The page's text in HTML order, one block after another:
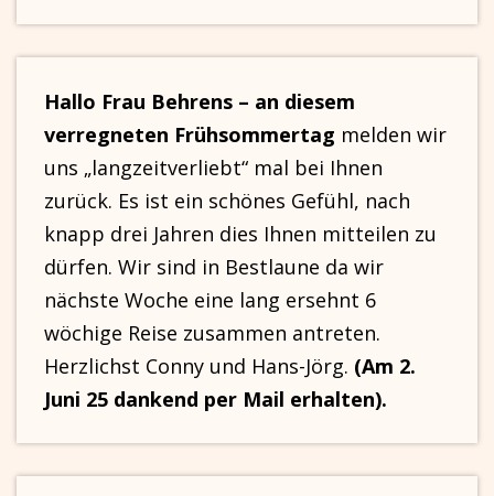
Hallo Frau Behrens – an diesem
verregneten Frühsommertag melden wir
uns „langzeitverliebt“ mal bei Ihnen
zurück. Es ist ein schönes Gefühl, nach
knapp drei Jahren dies Ihnen mitteilen zu
dürfen. Wir sind in Bestlaune da wir
nächste Woche eine lang ersehnt 6
wöchige Reise zusammen antreten.
Herzlichst Conny und Hans-Jörg. (Am 2.
Juni 25 dankend per Mail erhalten).